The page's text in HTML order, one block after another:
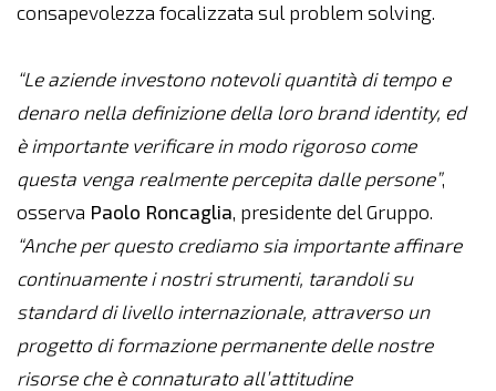
consapevolezza focalizzata sul problem solving.
“Le aziende investono notevoli quantità di tempo e
denaro nella definizione della loro brand identity, ed
è importante verificare in modo rigoroso come
questa venga realmente percepita dalle persone”,
osserva Paolo Roncaglia, presidente del Gruppo.
“Anche per questo crediamo sia importante affinare
continuamente i nostri strumenti, tarandoli su
standard di livello internazionale, attraverso un
progetto di formazione permanente delle nostre
risorse che è connaturato all’attitudine